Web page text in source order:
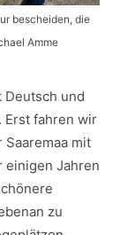
bescheiden, die
Amme
und
Erst fahren wir
Saaremaa mit
einigen Jahren
zu